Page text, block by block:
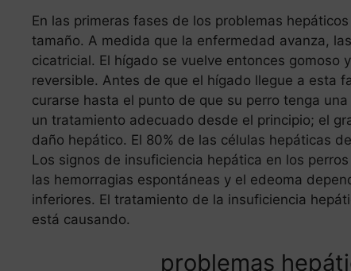
En las primeras fases de los problemas
tamaño. A medida que la enfermedad avanza,
cicatricial. El hígado se vuelve entonces gomoso
reversible. Antes de que el hígado llegue a esta
curarse hasta el punto de que su perro tenga
un tratamiento adecuado desde el principio; el
daño hepático. El 80% de las células hepáticas
Los signos de insuficiencia hepática en los
las hemorragias espontáneas y el edeoma
inferiores. El tratamiento de la insuficiencia
está causando.
problemas